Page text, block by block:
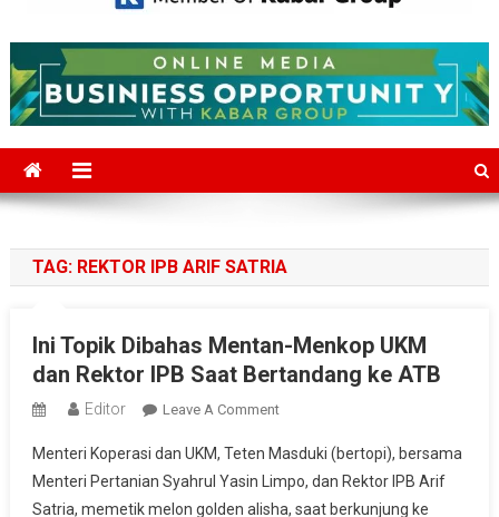
Mediajakarta.com
TAG: REKTOR IPB ARIF SATRIA
Ini Topik Dibahas Mentan-Menkop UKM
dan Rektor IPB Saat Bertandang ke ATB
Editor Leave A CommentOn
Topik
Dibahas
Mentan-
Menteri Koperasi dan UKM, Teten Masduki (bertopi), bersama
Menteri Pertanian Syahrul Yasin Limpo, dan Rektor IPB Arif
Satria, memetik melon golden alisha, saat berkunjung ke